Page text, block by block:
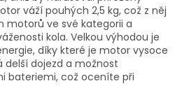
váží pouhých 2,5 kg, což z něj
motorů ve své kategorii a
kola. Velkou výhodou je
díky které je motor vysoce
delší dojezd a možnost
bateriemi, což oceníte při